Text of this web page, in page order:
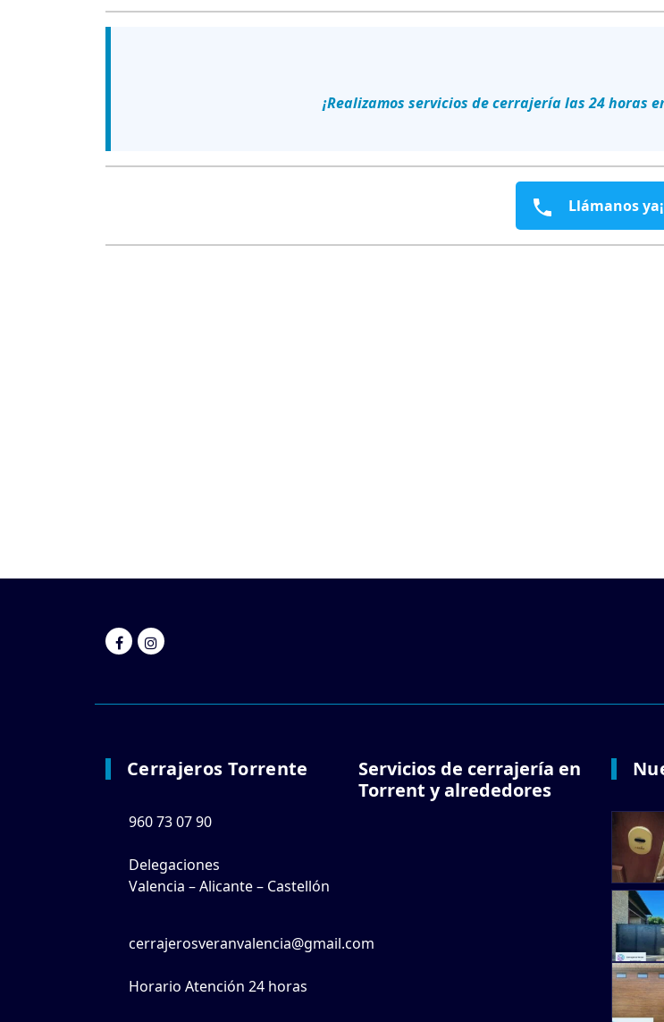
¡Realizamos servicios de cerrajería las 24 horas
Llámanos
Cerrajeros Torrente
960 73 07 90
Delegaciones
Valencia – Alicante – Castellón
cerrajerosveranvalencia@gmail.com
Horario Atención 24 horas
Servicios de cerrajería en
Torrent y alrededores